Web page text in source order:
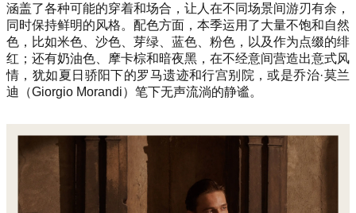
涵盖了各种可能的穿着和场合，让人在不同场景间游刃有余，
同时保持鲜明的风格。配色方面，本季运用了大量不饱和自然
色，比如米色、沙色、芽绿、蓝色、粉色，以及作为点缀的绯
红；还有奶油色、摩卡棕和暗夜黑，在不经意间营造出意式风
情，犹如夏日骄阳下的罗马遗迹和行宫别院，或是乔治·莫兰
迪（Giorgio Morandi）笔下无声流淌的静谧。